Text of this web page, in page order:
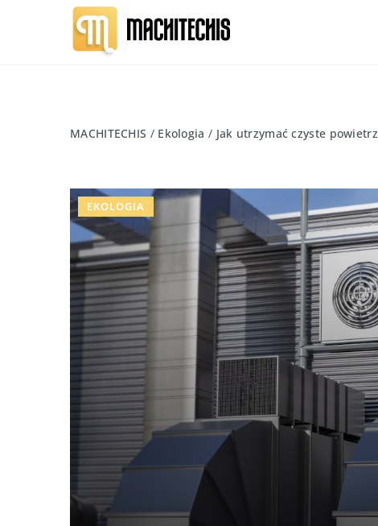
MACHITECHIS / Ekologia / Jak utrzymać czyste
EKOLOGIA